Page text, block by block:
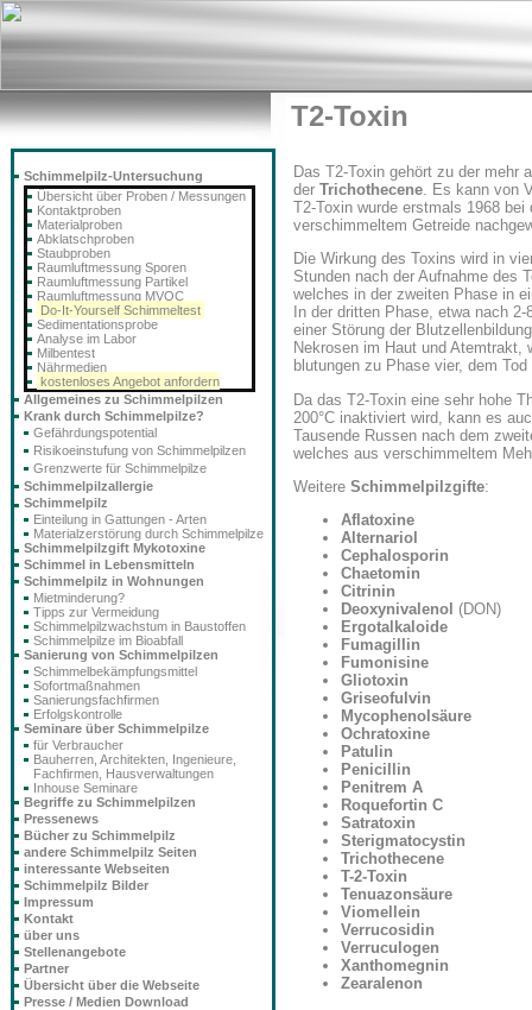
T2-Toxin
Das T2-Toxin gehört zu der mehr
der Trichothecene. Es kann von
T2-Toxin wurde erstmals 1968
verschimmeltem Getreide
Die Wirkung des Toxins wird in
Stunden nach der Aufnahme des
welches in der zweiten Phase in
In der dritten Phase, etwa nach
einer Störung der
Nekrosen im Haut und Atemtrakt,
blutungen zu Phase vier, dem
Da das T2-Toxin eine sehr hohe
200°C inaktiviert wird, kann es
Tausende Russen nach dem
welches aus verschimmeltem
Weitere Schimmelpilzgifte:
Aflatoxine
Alternariol
Cephalosporin
Chaetomin
Citrinin
Deoxynivalenol (DON)
Ergotalkaloide
Fumagillin
Fumonisine
Gliotoxin
Griseofulvin
Mycophenolsäure
Ochratoxine
Patulin
Penicillin
Penitrem A
Roquefortin C
Satratoxin
Sterigmatocystin
Trichothecene
T-2-Toxin
Tenuazonsäure
Viomellein
Verrucosidin
Verruculogen
Xanthomegnin
Zearalenon
Schimmelpilz-Untersuchung
Übersicht über Proben / Messungen
Kontaktproben
Materialproben
Abklatschproben
Staubproben
Raumluftmessung Sporen
Raumluftmessung Partikel
Raumluftmessung MVOC
Do-It-Yourself Schimmeltest
Sedimentationsprobe
Analyse im Labor
Milbentest
Nährmedien
kostenloses Angebot anfordern
Allgemeines zu Schimmelpilzen
Krank durch Schimmelpilze?
Gefährdungspotential
Risikoeinstufung von Schimmelpilzen
Grenzwerte für Schimmelpilze
Schimmelpilzallergie
Schimmelpilz
Einteilung in Gattungen - Arten
Materialzerstörung durch Schimmelpilze
Schimmelpilzgift Mykotoxine
Schimmel in Lebensmitteln
Schimmelpilz in Wohnungen
Mietminderung?
Tipps zur Vermeidung
Schimmelpilzwachstum in Baustoffen
Schimmelpilze im Bioabfall
Sanierung von Schimmelpilzen
Schimmelbekämpfungsmittel
Sofortmaßnahmen
Sanierungsfachfirmen
Erfolgskontrolle
Seminare über Schimmelpilze
für Verbraucher
Bauherren, Architekten, Ingenieure,
Fachfirmen, Hausverwaltungen
Inhouse Seminare
Begriffe zu Schimmelpilzen
Pressenews
Bücher zu Schimmelpilz
andere Schimmelpilz Seiten
interessante Webseiten
Schimmelpilz Bilder
Impressum
Kontakt
über uns
Stellenangebote
Partner
Übersicht über die Webseite
Presse / Medien Download